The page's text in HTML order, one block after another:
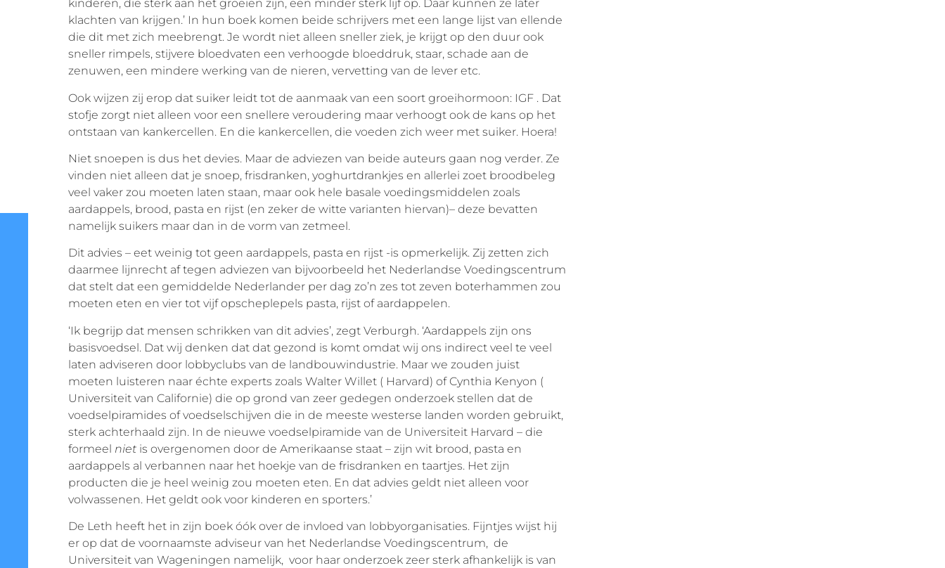
kinderen, die sterk aan het groeien zijn, een minder sterk lijf op. Daar kunnen ze later
klachten van krijgen.’ In hun boek komen beide schrijvers met een lange lijst van ellende
die dit met zich meebrengt. Je wordt niet alleen sneller ziek, je krijgt op den duur ook
sneller rimpels, stijvere bloedvaten een verhoogde bloeddruk, staar, schade aan de
zenuwen, een mindere werking van de nieren, vervetting van de lever etc.
Ook wijzen zij erop dat suiker leidt tot de aanmaak van een soort groeihormoon: IGF . Dat
stofje zorgt niet alleen voor een snellere veroudering maar verhoogt ook de kans op het
ontstaan van kankercellen. En die kankercellen, die voeden zich weer met suiker. Hoera!
Niet snoepen is dus het devies. Maar de adviezen van beide auteurs gaan nog verder. Ze
vinden niet alleen dat je snoep, frisdranken, yoghurtdrankjes en allerlei zoet broodbeleg
veel vaker zou moeten laten staan, maar ook hele basale voedingsmiddelen zoals
aardappels, brood, pasta en rijst (en zeker de witte varianten hiervan)– deze bevatten
namelijk suikers maar dan in de vorm van zetmeel.
Dit advies – eet weinig tot geen aardappels, pasta en rijst -is opmerkelijk. Zij zetten zich
daarmee lijnrecht af tegen adviezen van bijvoorbeeld het Nederlandse Voedingscentrum
dat stelt dat een gemiddelde Nederlander per dag zo’n zes tot zeven boterhammen zou
moeten eten en vier tot vijf opscheplepels pasta, rijst of aardappelen.
‘Ik begrijp dat mensen schrikken van dit advies’, zegt Verburgh. ‘Aardappels zijn ons
basisvoedsel. Dat wij denken dat dat gezond is komt omdat wij ons indirect veel te veel
laten adviseren door lobbyclubs van de landbouwindustrie. Maar we zouden juist
moeten luisteren naar échte experts zoals Walter Willet ( Harvard) of Cynthia Kenyon (
Universiteit van Californie) die op grond van zeer gedegen onderzoek stellen dat de
voedselpiramides of voedselschijven die in de meeste westerse landen worden gebruikt,
sterk achterhaald zijn. In de nieuwe voedselpiramide van de Universiteit Harvard – die
formeel nietis overgenomen door de Amerikaanse staat – zijn wit brood, pasta en
aardappels al verbannen naar het hoekje van de frisdranken en taartjes. Het zijn
producten die je heel weinig zou moeten eten. En dat advies geldt niet alleen voor
volwassenen. Het geldt ook voor kinderen en sporters.’
De Leth heeft het in zijn boek óók over de invloed van lobbyorganisaties. Fijntjes wijst hij
er op dat de voornaamste adviseur van het Nederlandse Voedingscentrum, de
Universiteit van Wageningen namelijk, voor haar onderzoek zeer sterk afhankelijk is van